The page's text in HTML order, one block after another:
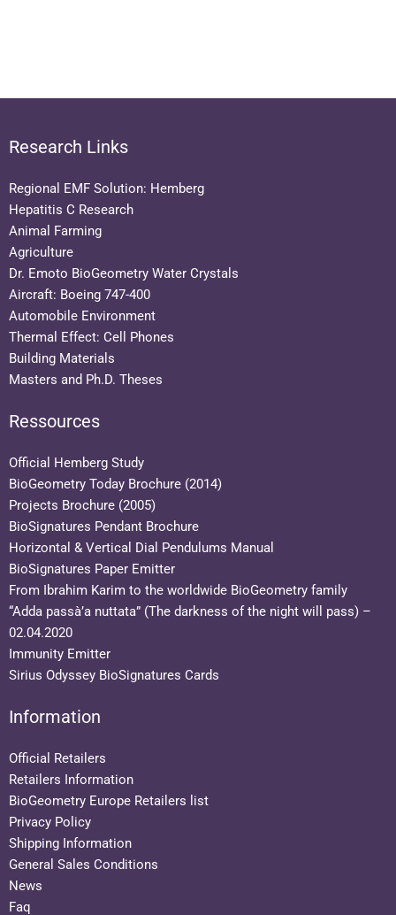
Research Links
Regional EMF Solution: Hemberg
Hepatitis C Research
Animal Farming
Agriculture
Dr. Emoto BioGeometry Water Crystals
Aircraft: Boeing 747-400
Automobile Environment
Thermal Effect: Cell Phones
Building Materials
Masters and Ph.D. Theses
Ressources
Official Hemberg Study
BioGeometry Today Brochure (2014)
Projects Brochure (2005)
BioSignatures Pendant Brochure
Horizontal & Vertical Dial Pendulums Manual
BioSignatures Paper Emitter
From Ibrahim Karim to the worldwide BioGeometry family
“Adda passà’a nuttata” (The darkness of the night will pass) –
02.04.2020
Immunity Emitter
Sirius Odyssey BioSignatures Cards
Information
Official Retailers
Retailers Information
BioGeometry Europe Retailers list
Privacy Policy
Shipping Information
General Sales Conditions
News
Faq